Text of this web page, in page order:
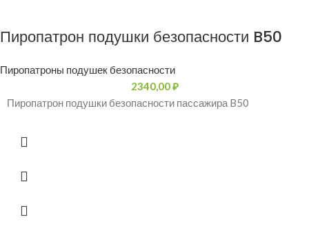
Пиропатрон подушки безопасности B50
Пиропатроны подушек безопасности
2340,00₽
Пиропатрон подушки безопасности пассажира B50